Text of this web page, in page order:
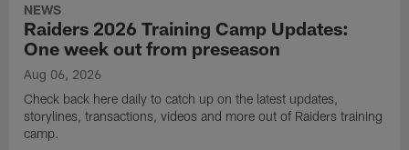
NEWS
Raiders 2026 Training Camp Updates:
One week out from preseason
Aug 06, 2026
Check back here daily to catch up on the latest updates,
storylines, transactions, videos and more out of Raiders training
camp.